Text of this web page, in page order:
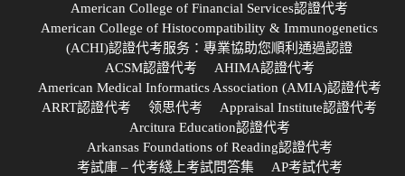
American College of Financial Services認證代考
American College of Histocompatibility & Immunogenetics
(ACHI)認證代考服务：專業協助您順利通過認證
ACSM認證代考
AHIMA認證代考
American Medical Informatics Association (AMIA)認證代考
ARRT認證代考
领思代考
Appraisal Institute認證代考
Arcitura Education認證代考
Arkansas Foundations of Reading認證代考
考試庫 – 代考綫上考試問答集
AP考試代考